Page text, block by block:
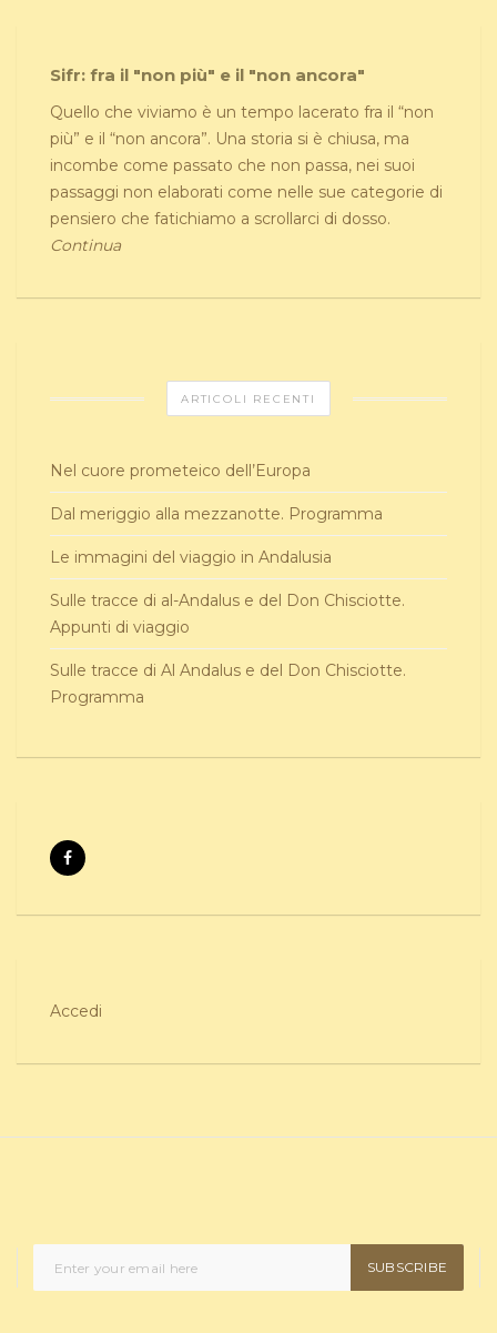
Sifr: fra il "non più" e il "non ancora"
Quello che viviamo è un tempo lacerato fra il “non
più” e il “non ancora”. Una storia si è chiusa, ma
incombe come passato che non passa, nei suoi
passaggi non elaborati come nelle sue categorie di
pensiero che fatichiamo a scrollarci di dosso.
Continua
ARTICOLI RECENTI
Nel cuore prometeico dell’Europa
Dal meriggio alla mezzanotte. Programma
Le immagini del viaggio in Andalusia
Sulle tracce di al-Andalus e del Don Chisciotte.
Appunti di viaggio
Sulle tracce di Al Andalus e del Don Chisciotte.
Programma
Accedi
SUBSCRIBE